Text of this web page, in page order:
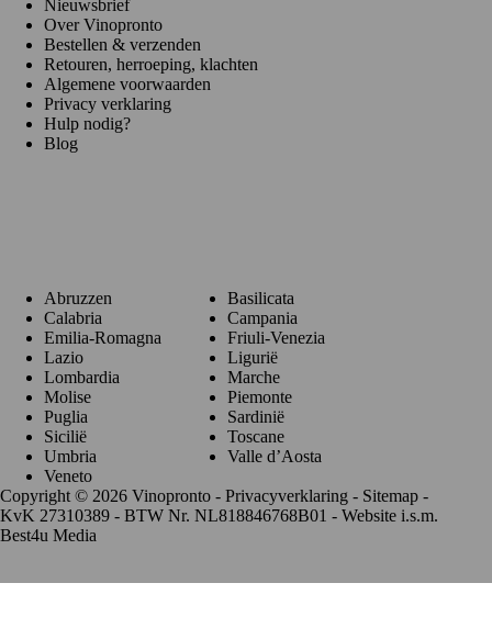
Nieuwsbrief
Over Vinopronto
Bestellen & verzenden
Retouren, herroeping, klachten
Algemene voorwaarden
Privacy verklaring
Hulp nodig?
Blog
Abruzzen
Basilicata
Calabria
Campania
Emilia-Romagna
Friuli-Venezia
Lazio
Ligurië
Lombardia
Marche
Molise
Piemonte
Puglia
Sardinië
Sicilië
Toscane
Umbria
Valle d’Aosta
Veneto
Copyright © 2026 Vinopronto - Privacyverklaring - Sitemap -
KvK 27310389 - BTW Nr. NL818846768B01 - Website i.s.m.
Best4u Media